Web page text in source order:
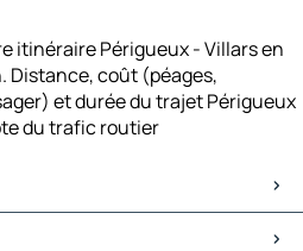
itinéraire Périgueux - Villars en
Distance, coût (péages,
et durée du trajet Périgueux
du trafic routier